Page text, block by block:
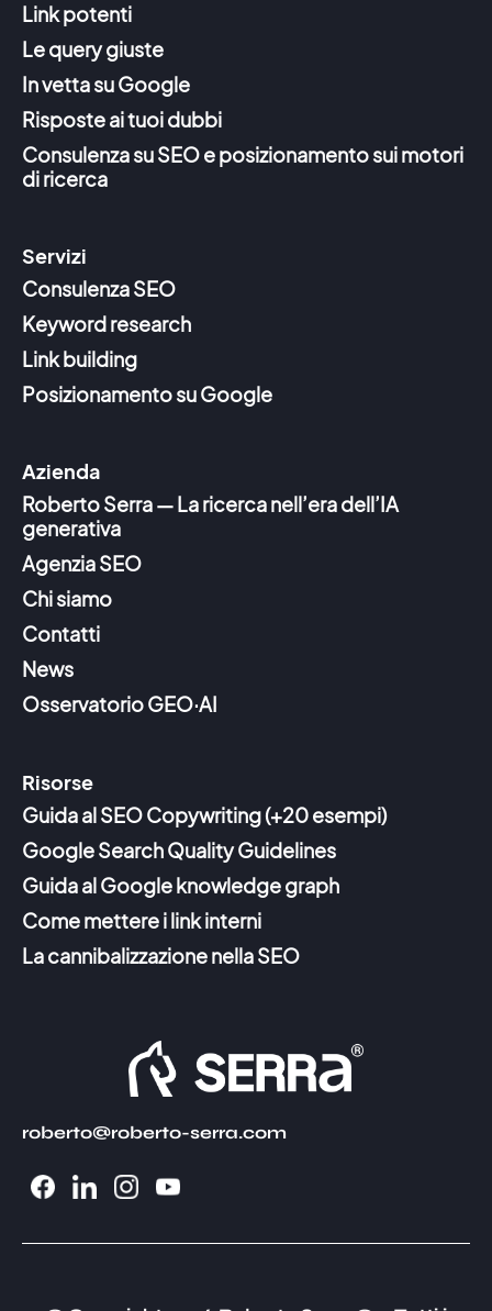
Link potenti
Le query giuste
In vetta su Google
Risposte ai tuoi dubbi
Consulenza su SEO e posizionamento sui motori
di ricerca
Servizi
Consulenza SEO
Keyword research
Link building
Posizionamento su Google
Azienda
Roberto Serra — La ricerca nell’era dell’IA
generativa
Agenzia SEO
Chi siamo
Contatti
News
Osservatorio GEO·AI
Risorse
Guida al SEO Copywriting (+20 esempi)
Google Search Quality Guidelines
Guida al Google knowledge graph
Come mettere i link interni
La cannibalizzazione nella SEO
roberto@roberto-serra.com